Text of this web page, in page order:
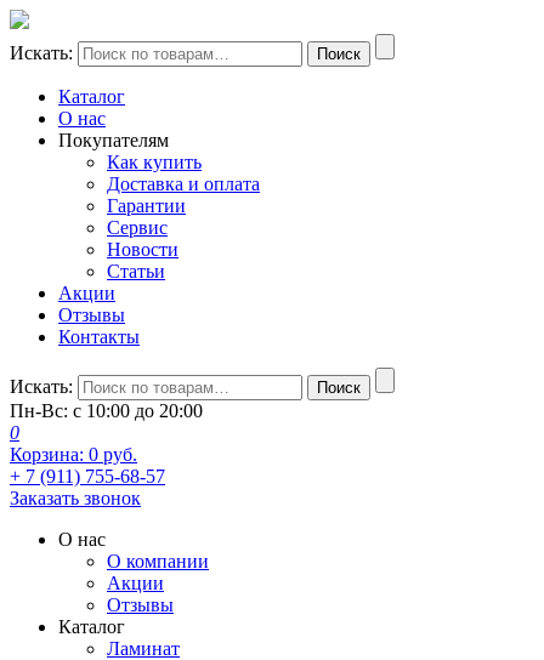
Искать: Поиск
Каталог
О нас
Покупателям
Как купить
Доставка и оплата
Гарантии
Сервис
Новости
Статьи
Акции
Отзывы
Контакты
Искать: Поиск
Пн-Вс: с 10:00 до 20:00
0
Корзина: 0 руб.
+ 7 (911) 755-68-57
Заказать звонок
О нас
О компании
Акции
Отзывы
Каталог
Ламинат